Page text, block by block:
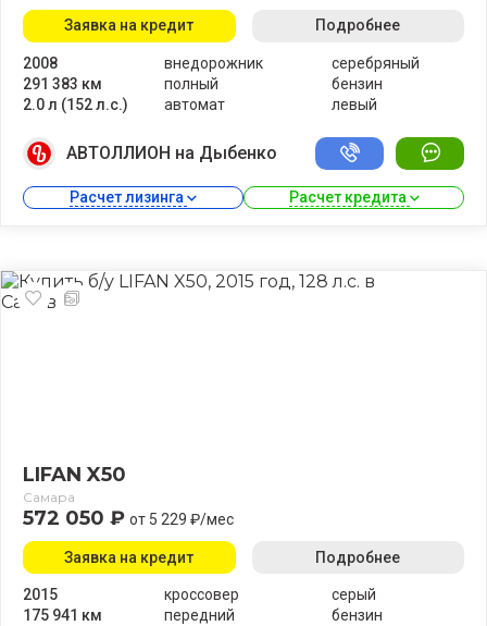
2008
291 383 км
2.0 л (152 л.с.)
внедорожник
полный
автомат
серебряный
бензин
левый
Заявка на кредит Подробнее
АВТОЛЛИОН на Дыбенко
Расчет лизинга Расчет кредита
LIFAN X50
Самара
572 050 ₽ от 5 229 ₽/мес
2015
175 941 км
кроссовер
передний
серый
бензин
Заявка на кредит Подробнее